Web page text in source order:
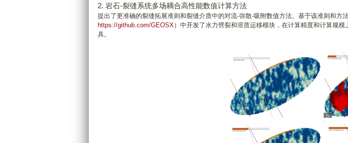
2. 岩石-裂缝系统多场耦合高性能数值计算方法
提出了更准确的裂缝拓展准则和裂缝介质中的对流-弥散-吸附数值方法。基于该准则和方
https://github.com/GEOSX）中开发了水力劈裂和溶质运移模块，在计算精度和计算规
具。